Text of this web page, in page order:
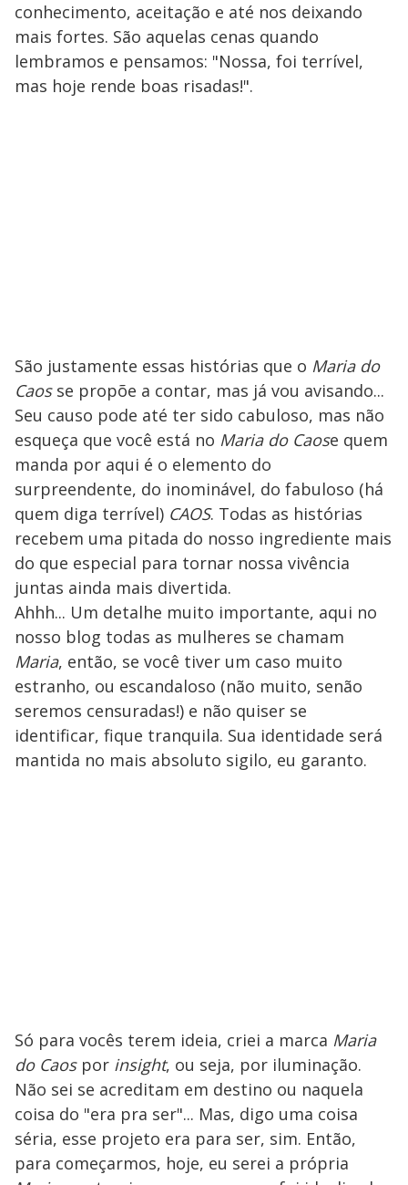
conhecimento, aceitação e até nos deixando
mais fortes. São aquelas cenas quando
lembramos e pensamos: "Nossa, foi terrível,
mas hoje rende boas risadas!".
São justamente essas histórias que o Maria do
Caosse propõe a contar, mas já vou avisando...
Seu causo pode até ter sido cabuloso, mas não
esqueça que você está no Maria do Caose quem
manda por aqui é o elemento do
surpreendente, do inominável, do fabuloso (há
quem diga terrível) CAOS. Todas as histórias
recebem uma pitada do nosso ingrediente mais
do que especial para tornar nossa vivência
juntas ainda mais divertida.
Ahhh... Um detalhe muito importante, aqui no
nosso blog todas as mulheres se chamam
Maria, então, se você tiver um caso muito
estranho, ou escandaloso (não muito, senão
seremos censuradas!) e não quiser se
identificar, fique tranquila. Sua identidade será
mantida no mais absoluto sigilo, eu garanto.
Só para vocês terem ideia, criei a marca Maria
do Caospor insight, ou seja, por iluminação.
Não sei se acreditam em destino ou naquela
coisa do "era pra ser"... Mas, digo uma coisa
séria, esse projeto era para ser, sim. Então,
para começarmos, hoje, eu serei a própria